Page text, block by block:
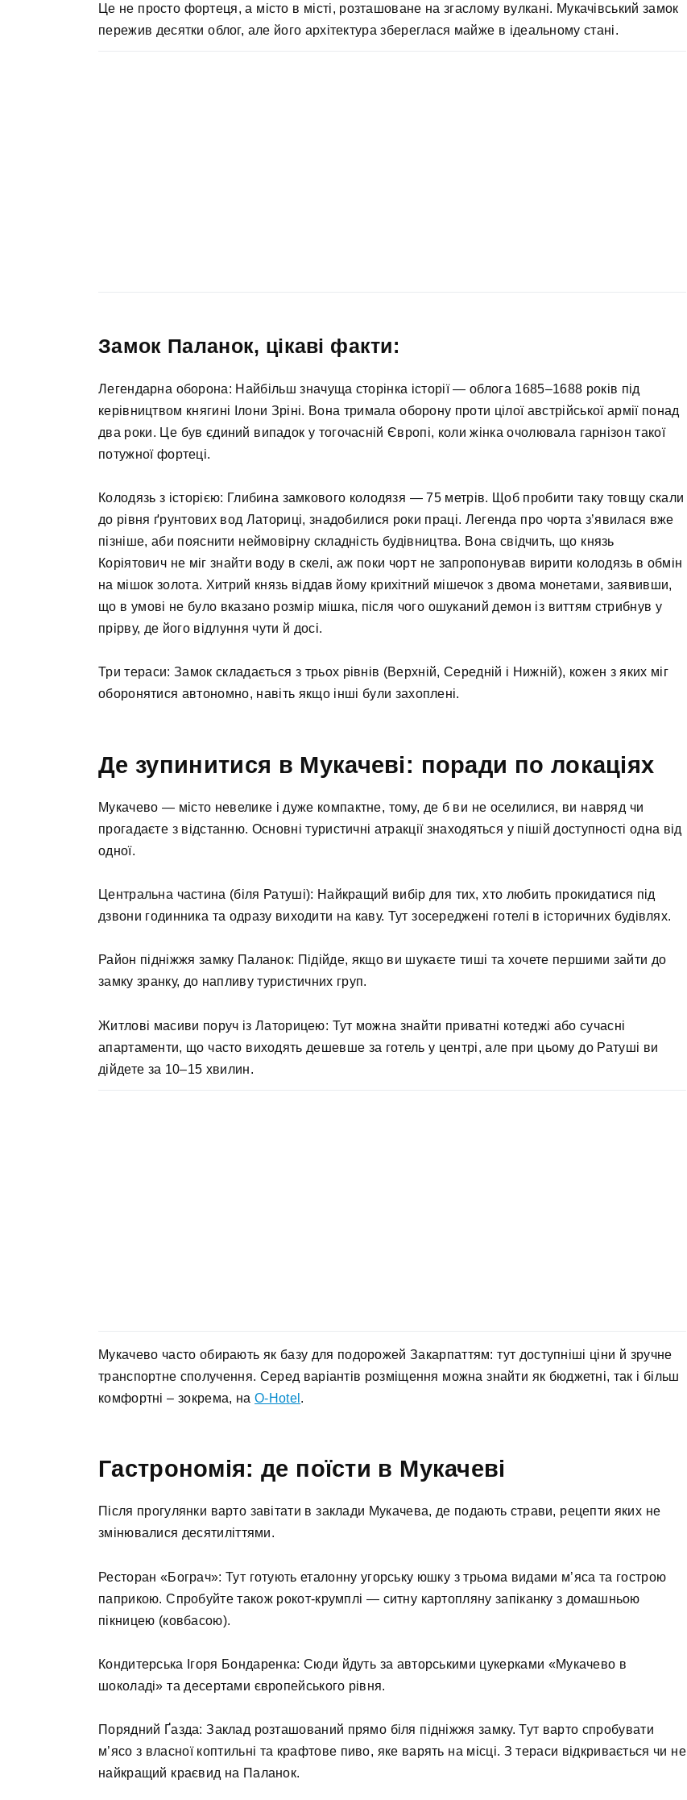
Це не просто фортеця, а місто в місті, розташоване на згаслому вулкані. Мукачівський замок
пережив десятки облог, але його архітектура збереглася майже в ідеальному стані.
Замок Паланок, цікаві факти:
Легендарна оборона: Найбільш значуща сторінка історії — облога 1685–1688 років під
керівництвом княгині Ілони Зріні. Вона тримала оборону проти цілої австрійської армії понад
два роки. Це був єдиний випадок у тогочасній Європі, коли жінка очолювала гарнізон такої
потужної фортеці.
Колодязь з історією: Глибина замкового колодязя — 75 метрів. Щоб пробити таку товщу скали
до рівня ґрунтових вод Латориці, знадобилися роки праці. Легенда про чорта з’явилася вже
пізніше, аби пояснити неймовірну складність будівництва. Вона свідчить, що князь
Коріятович не міг знайти воду в скелі, аж поки чорт не запропонував вирити колодязь в обмін
на мішок золота. Хитрий князь віддав йому крихітний мішечок з двома монетами, заявивши,
що в умові не було вказано розмір мішка, після чого ошуканий демон із виттям стрибнув у
прірву, де його відлуння чути й досі.
Три тераси: Замок складається з трьох рівнів (Верхній, Середній і Нижній), кожен з яких міг
оборонятися автономно, навіть якщо інші були захоплені.
Де зупинитися в Мукачеві: поради по локаціях
Мукачево — місто невелике і дуже компактне, тому, де б ви не оселилися, ви навряд чи
прогадаєте з відстанню. Основні туристичні атракції знаходяться у пішій доступності одна від
одної.
Центральна частина (біля Ратуші): Найкращий вибір для тих, хто любить прокидатися під
дзвони годинника та одразу виходити на каву. Тут зосереджені готелі в історичних будівлях.
Район підніжжя замку Паланок: Підійде, якщо ви шукаєте тиші та хочете першими зайти до
замку зранку, до напливу туристичних груп.
Житлові масиви поруч із Латорицею: Тут можна знайти приватні котеджі або сучасні
апартаменти, що часто виходять дешевше за готель у центрі, але при цьому до Ратуші ви
дійдете за 10–15 хвилин.
Мукачево часто обирають як базу для подорожей Закарпаттям: тут доступніші ціни й зручне
транспортне сполучення. Серед варіантів розміщення можна знайти як бюджетні, так і більш
комфортні – зокрема, наO-Hotel .
Гастрономія: де поїсти в Мукачеві
Після прогулянки варто завітати в заклади Мукачева, де подають страви, рецепти яких не
змінювалися десятиліттями.
Ресторан «Бограч»: Тут готують еталонну угорську юшку з трьома видами м’яса та гострою
паприкою. Спробуйте також рокот-крумплі — ситну картопляну запіканку з домашньою
пікницею (ковбасою).
Кондитерська Ігоря Бондаренка: Сюди йдуть за авторськими цукерками «Мукачево в
шоколаді» та десертами європейського рівня.
Порядний Ґазда: Заклад розташований прямо біля підніжжя замку. Тут варто спробувати
м’ясо з власної коптильні та крафтове пиво, яке варять на місці. З тераси відкривається чи не
найкращий краєвид на Паланок.